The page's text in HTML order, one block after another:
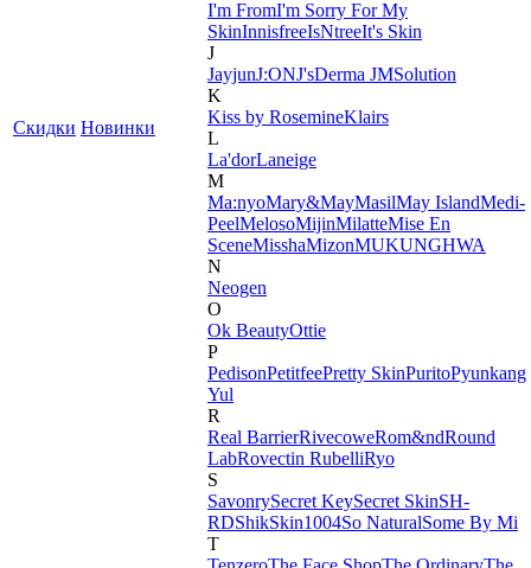
Скидки Новинки
I'm FromI'm Sorry For My
SkinInnisfreeIsNtreeIt's Skin
J
JayjunJ:ONJ'sDerma JMSolution
K
Kiss by RosemineKlairs
L
La'dorLaneige
M
Ma:nyoMary&MayMasilMay IslandMedi-
PeelMelosoMijinMilatteMise En
SceneMisshaMizonMUKUNGHWA
N
Neogen
O
Ok BeautyOttie
P
PedisonPetitfeePretty SkinPuritoPyunkang
Yul
R
Real BarrierRivecoweRom&ndRound
LabRovectin RubelliRyo
S
SavonrySecret KeySecret SkinSH-
RDShikSkin1004So NaturalSome By Mi
T